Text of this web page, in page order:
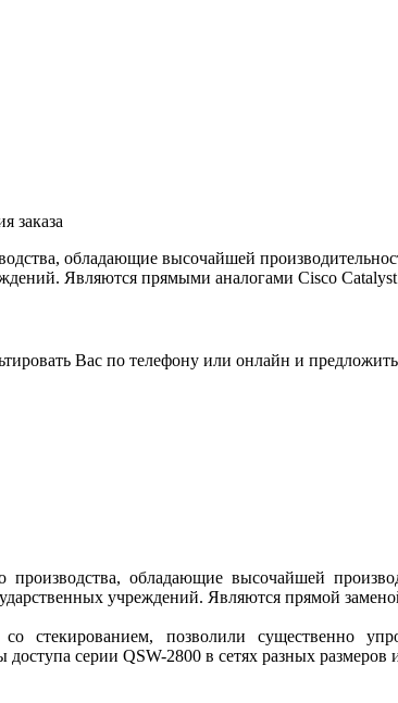
заказа
обладающие высочайшей
Являются прямыми аналогами Cisco
Вас по телефону или онлайн и
производства, обладающие высочайшей
учреждений. Являются прямой
позволили существенно
доступа серии QSW-2800 в сетях разных